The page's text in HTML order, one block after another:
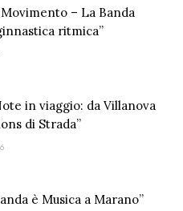
– La Banda
ritmica”
in viaggio: da Villanova
di Strada”
è Musica a Marano”